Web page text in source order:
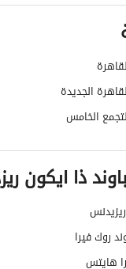
الجديدة
الخامس
ذا ايكون
روك فيرا
هايتس